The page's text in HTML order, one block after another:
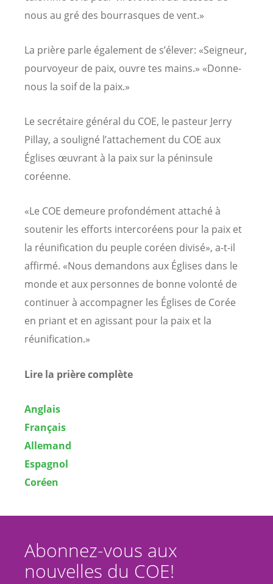
nous au gré des bourrasques de vent.»
La prière parle également de s’élever: «Seigneur,
pourvoyeur de paix, ouvre tes mains.» «Donne-
nous la soif de la paix.»
Le secrétaire général du COE, le pasteur Jerry
Pillay, a souligné l’attachement du COE aux
Églises œuvrant à la paix sur la péninsule
coréenne.
«Le COE demeure profondément attaché à
soutenir les efforts intercoréens pour la paix et
la réunification du peuple coréen divisé», a-t-il
affirmé. «Nous demandons aux Églises dans le
monde et aux personnes de bonne volonté de
continuer à accompagner les Églises de Corée
en priant et en agissant pour la paix et la
réunification.»
Lire la prière complète
Anglais
Français
Allemand
Espagnol
Coréen
Abonnez-vous aux
nouvelles du COE!